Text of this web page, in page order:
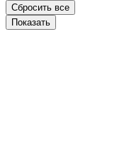
Сбросить все